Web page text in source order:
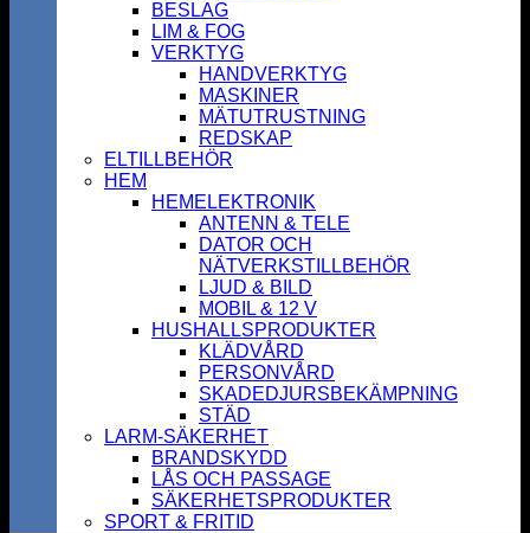
BESLAG
LIM & FOG
VERKTYG
HANDVERKTYG
MASKINER
MÄTUTRUSTNING
REDSKAP
ELTILLBEHÖR
HEM
HEMELEKTRONIK
ANTENN & TELE
DATOR OCH
NÄTVERKSTILLBEHÖR
LJUD & BILD
MOBIL & 12 V
HUSHALLSPRODUKTER
KLÄDVÅRD
PERSONVÅRD
SKADEDJURSBEKÄMPNING
STÄD
LARM-SÄKERHET
BRANDSKYDD
LÅS OCH PASSAGE
SÄKERHETSPRODUKTER
SPORT & FRITID